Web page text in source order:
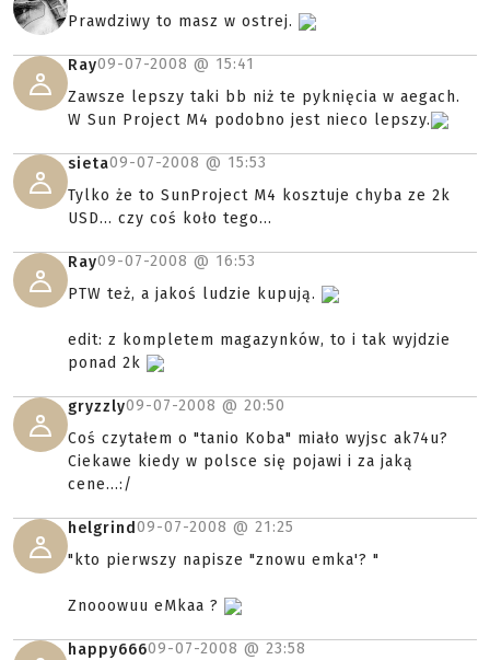
Prawdziwy to masz w ostrej.
Ray09-07-2008 @ 15:41
Zawsze lepszy taki bb niż te pyknięcia w aegach.
W Sun Project M4 podobno jest nieco lepszy.
sieta09-07-2008 @ 15:53
Tylko że to SunProject M4 kosztuje chyba ze 2k
USD... czy coś koło tego...
Ray09-07-2008 @ 16:53
PTW też, a jakoś ludzie kupują.
edit: z kompletem magazynków, to i tak wyjdzie
ponad 2k
gryzzly09-07-2008 @ 20:50
Coś czytałem o "tanio Koba" miało wyjsc ak74u?
Ciekawe kiedy w polsce się pojawi i za jaką
cene...:/
helgrind09-07-2008 @ 21:25
"kto pierwszy napisze "znowu emka'? "
Znooowuu eMkaa ?
happy66609-07-2008 @ 23:58